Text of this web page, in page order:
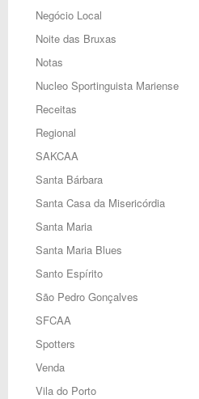
Negócio Local
Noite das Bruxas
Notas
Nucleo Sportinguista Mariense
Receitas
Regional
SAKCAA
Santa Bárbara
Santa Casa da Misericórdia
Santa Maria
Santa Maria Blues
Santo Espírito
São Pedro Gonçalves
SFCAA
Spotters
Venda
Vila do Porto